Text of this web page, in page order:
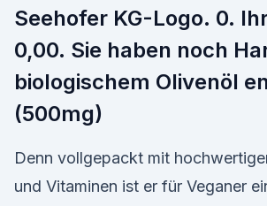
Seehofer KG-Logo. 0.
0,00. Sie haben noch
biologischem Olivenöl
(500mg)
Denn vollgepackt mit
und Vitaminen ist er für Veganer